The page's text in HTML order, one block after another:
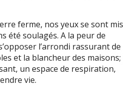
ferme, nos yeux se sont mis
été soulagés. A la peur de
l’arrondi rassurant de
et la blancheur des maisons;
un espace de respiration,
vie.